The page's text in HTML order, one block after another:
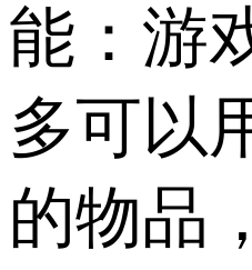
能：游
多可以
的物品